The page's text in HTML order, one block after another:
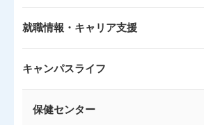
就職情報・キャリア支援
キャンパスライフ
保健センター